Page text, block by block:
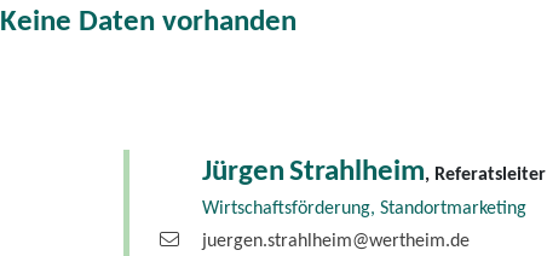
Keine Daten vorhanden
JürgenStrahlheim, Referatsleiter
Wirtschaftsförderung, Standortmarketing
juergen.strahlheim@wertheim.de